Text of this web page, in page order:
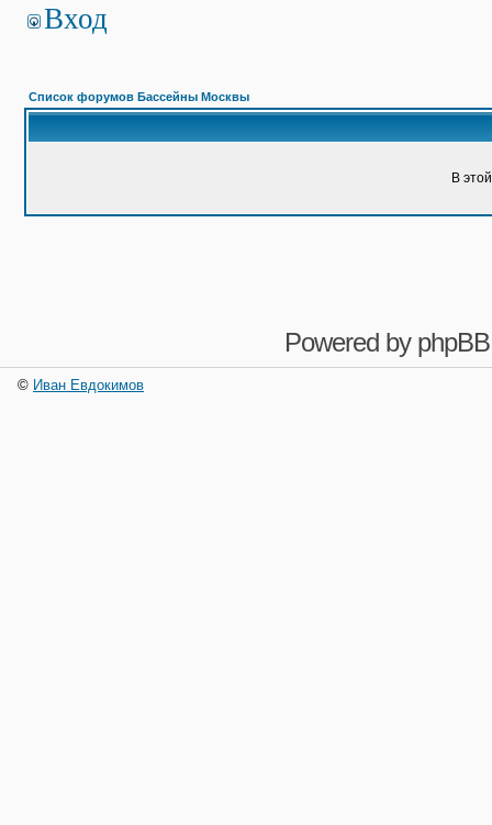
Вход
Список форумов Бассейны Москвы
В
Powered by phpBB
© Иван Евдокимов